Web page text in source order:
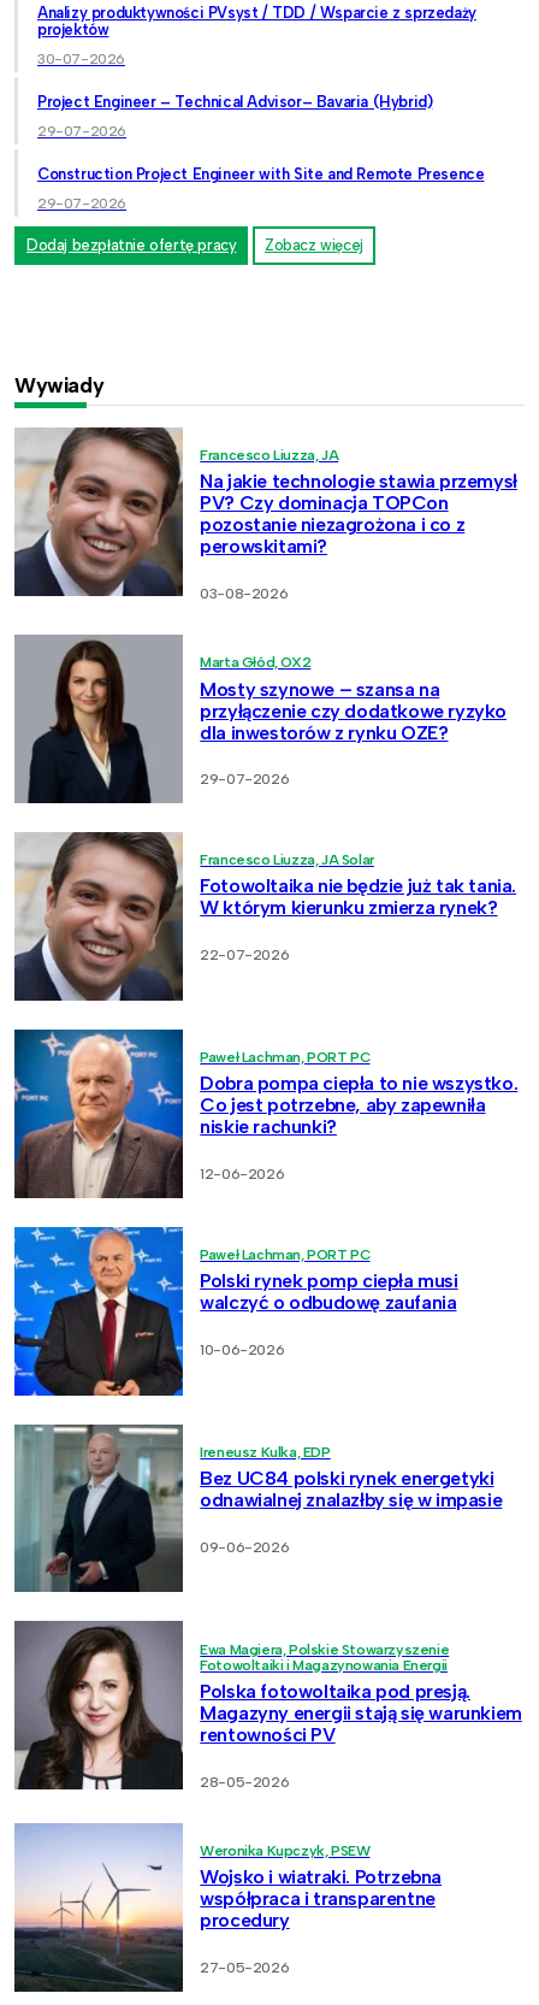
Analizy produktywności PVsyst / TDD / Wsparcie z sprzedaży
projektów
30-07-2026
Project Engineer – Technical Advisor– Bavaria (Hybrid)
29-07-2026
Construction Project Engineer with Site and Remote Presence
29-07-2026
Dodaj bezpłatnie ofertę pracy Zobacz więcej
Wywiady
Francesco Liuzza, JA
Na jakie technologie stawia przemysł
PV? Czy dominacja TOPCon
pozostanie niezagrożona i co z
perowskitami?
03-08-2026
Marta Głód, OX2
Mosty szynowe – szansa na
przyłączenie czy dodatkowe ryzyko
dla inwestorów z rynku OZE?
29-07-2026
Francesco Liuzza, JA Solar
Fotowoltaika nie będzie już tak tania.
W którym kierunku zmierza rynek?
22-07-2026
Paweł Lachman, PORT PC
Dobra pompa ciepła to nie wszystko.
Co jest potrzebne, aby zapewniła
niskie rachunki?
12-06-2026
Paweł Lachman, PORT PC
Polski rynek pomp ciepła musi
walczyć o odbudowę zaufania
10-06-2026
Ireneusz Kulka, EDP
Bez UC84 polski rynek energetyki
odnawialnej znalazłby się w impasie
09-06-2026
Ewa Magiera, Polskie Stowarzyszenie
Fotowoltaiki i Magazynowania Energii
Polska fotowoltaika pod presją.
Magazyny energii stają się warunkiem
rentowności PV
28-05-2026
Weronika Kupczyk, PSEW
Wojsko i wiatraki. Potrzebna
współpraca i transparentne
procedury
27-05-2026